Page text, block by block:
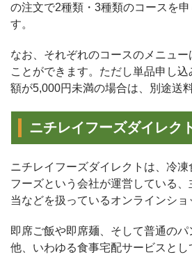
の注文で2種類・3種類のコースを
す。
なお、それぞれのコースのメニュ
ことができます。ただし単品申し
額が5,000円未満の場合は、別途送
ニチレイフーズダイレク
ニチレイフーズダイレクトは、冷凍
フーズという会社が運営している
当などを扱っているオンラインショ
即席ご飯や即席麺、そして普通の
他、いわゆる食事宅配サービスと